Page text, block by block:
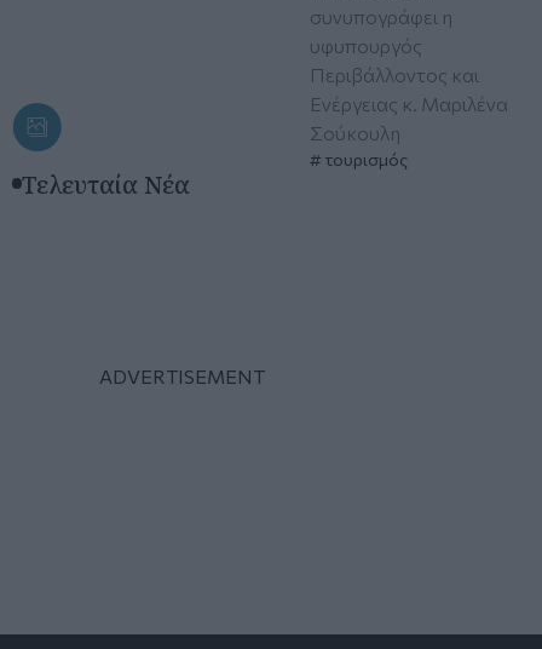
συνυπογράφει η
υφυπουργός
Περιβάλλοντος και
Ενέργειας κ. Μαριλένα
Σούκουλη
τουρισμός
Τελευταία Νέα